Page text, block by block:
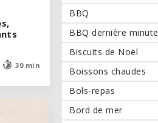
30 min
30 min
BBQ
BBQ dernière minute
Biscuits de Noël
Boissons chaudes
Bols-repas
Bord de mer